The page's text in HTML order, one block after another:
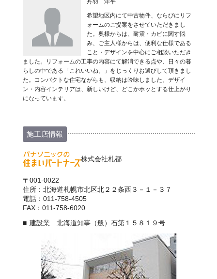
丹羽 洋平
希望地区内にて中古物件、ならびにリフ
ォームのご提案をさせていただきまし
た。奥様からは、耐震・カビに関す悩
み、ご主人様からは、便利な仕様である
こと・デザインを中心にご相談いただき
ました。リフォームの工事の内容にて解消できる点や、日々の暮
らしの中である「これいいね。」をじっくりお選びして頂きまし
た。コンパクトな住宅ながらも、収納は吟味しました。デザイ
ン・内容インテリアは、新しいけど、どこかホッとする仕上がり
になっています。
施工店情報
株式会社札都
〒001-0022
住所：北海道札幌市北区北２２条西３－１－３７
電話：011-758-4505
FAX：011-758-6020
建設業 北海道知事（般）石第１５８１９号